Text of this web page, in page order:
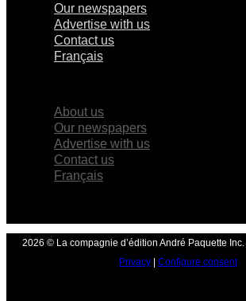
Our newspapers
Advertise with us
Contact us
Français
About us
Our newspapers
Advertise with us
Contact us
Français
2026 © La compagnie d’édition André Paquette Inc.
Privacy| Configure consent